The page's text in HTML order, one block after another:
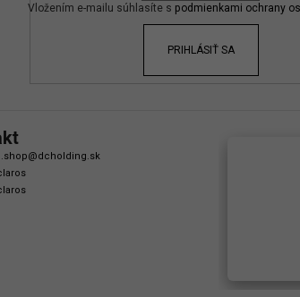
Vložením e-mailu súhlasíte s podmienkami ochrany
PRIHLÁSIŤ SA
@dcholding.sk